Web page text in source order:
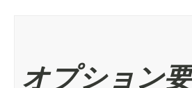
オプション